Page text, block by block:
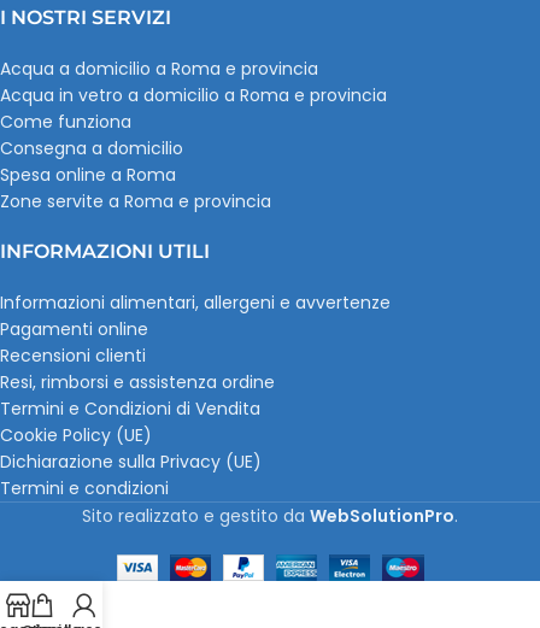
I NOSTRI SERVIZI
Acqua a domicilio a Roma e provincia
Acqua in vetro a domicilio a Roma e provincia
Come funziona
Consegna a domicilio
Spesa online a Roma
Zone servite a Roma e provincia
INFORMAZIONI UTILI
Informazioni alimentari, allergeni e avvertenze
Pagamenti online
Recensioni clienti
Resi, rimborsi e assistenza ordine
Termini e Condizioni di Vendita
Cookie Policy (UE)
Dichiarazione sulla Privacy (UE)
Termini e condizioni
Sito realizzato e gestito da WebSolutionPro.